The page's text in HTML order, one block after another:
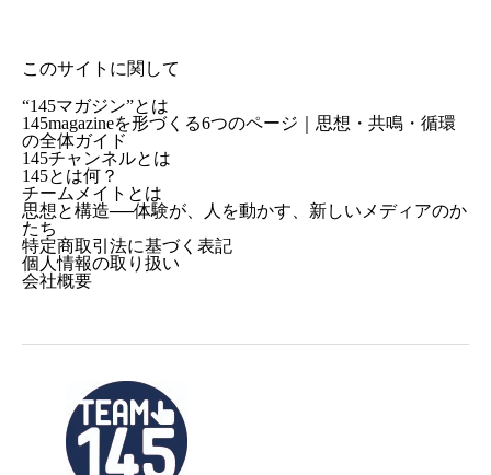
このサイトに関して
“145マガジン”とは
145magazineを形づくる6つのページ｜思想・共鳴・循環
の全体ガイド
145チャンネルとは
145とは何？
チームメイトとは
思想と構造──体験が、人を動かす、新しいメディアのか
たち
特定商取引法に基づく表記
個人情報の取り扱い
会社概要